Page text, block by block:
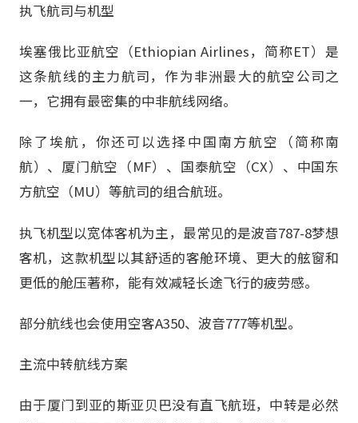
执飞航司与机型
埃塞俄比亚航空（Ethiopian Airlines，简称ET）是
这条航线的主力航司，作为非洲最大的航空公司之
一，它拥有最密集的中非航线网络。
除了埃航，你还可以选择中国南方航空（简称南
航）、厦门航空（MF）、国泰航空（CX）、中国东
方航空（MU）等航司的组合航班。
执飞机型以宽体客机为主，最常见的是波音787-8梦想
客机，这款机型以其舒适的客舱环境、更大的舷窗和
更低的舱压著称，能有效减轻长途飞行的疲劳感。
部分航线也会使用空客A350、波音777等机型。
主流中转航线方案
由于厦门到亚的斯亚贝巴没有直飞航班，中转是必然